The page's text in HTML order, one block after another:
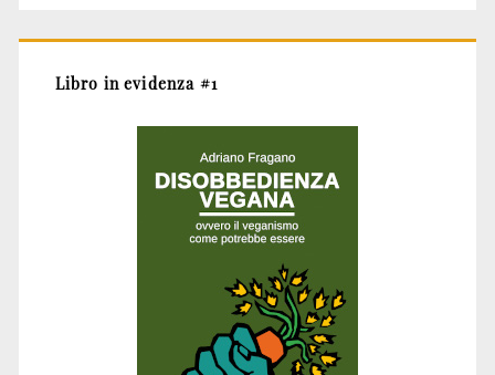
Libro in evidenza #1